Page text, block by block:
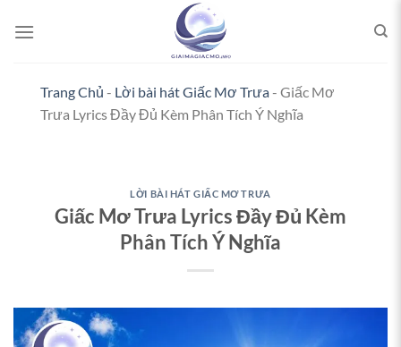
qua
Trang Chủ - Lời bài hát Giấc Mơ Trưa- Giấc Mơ
Trưa Lyrics Đầy Đủ Kèm Phân Tích Ý Nghĩa
LỜI BÀI HÁT GIẤC MƠ TRƯA
Giấc Mơ Trưa Lyrics Đầy Đủ Kèm
Phân Tích Ý Nghĩa